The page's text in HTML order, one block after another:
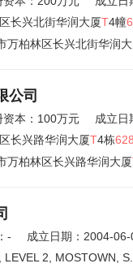
长兴北街华润大厦T4幢
万柏林区长兴北街华润
公司
资本：100万元
成立日
长兴路华润大厦T4栋628
万柏林区长兴路华润大厦
-
成立日期：2004-06-
2, MOSTOWN, S.